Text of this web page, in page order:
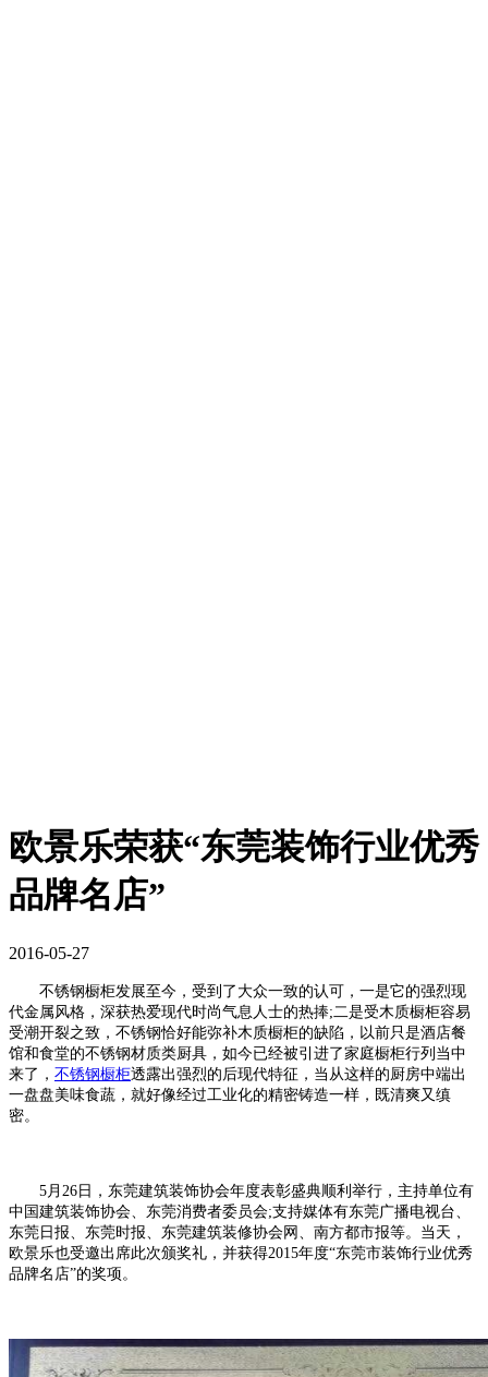
欧景乐荣获“东莞装饰行业优秀
品牌名店”
2016-05-27
不锈钢橱柜发展至今，受到了大众一致的认可，一是它的强烈现
代金属风格，深获热爱现代时尚气息人士的热捧;二是受木质橱柜容易
受潮开裂之致，不锈钢恰好能弥补木质橱柜的缺陷，以前只是酒店餐
馆和食堂的不锈钢材质类厨具，如今已经被引进了家庭橱柜行列当中
来了， 不锈钢橱柜透露出强烈的后现代特征，当从这样的厨房中端出
一盘盘美味食蔬，就好像经过工业化的精密铸造一样，既清爽又缜
密。
5月26日，东莞建筑装饰协会年度表彰盛典顺利举行，主持单位有
中国建筑装饰协会、东莞消费者委员会;支持媒体有东莞广播电视台、
东莞日报、东莞时报、东莞建筑装修协会网、南方都市报等。当天，
欧景乐也受邀出席此次颁奖礼，并获得2015年度“东莞市装饰行业优秀
品牌名店”的奖项。